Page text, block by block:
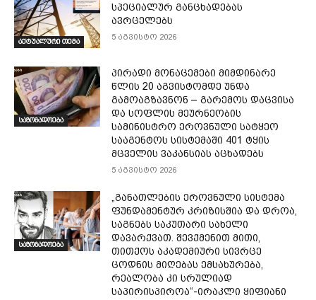
აქტუალური თემა
სპეციალურ განცხადებას
ავრცელებს
5 აგვისტო 2026
საზოგადოება
პირადი მონაცემები მიმდინარე
წლის 20 აგვისტომდე უნდა
გამოაგზავნონ – გარემოს დაცვისა
და სოფლის მეურნეობის
სამინისტრო ეროვნული სატყეო
სააგენტოს სისტემაში 401 ტყის
მცველის ვაკანსიას აცხადებს
5 აგვისტო 2026
საზოგადოება
„განათლების ეროვნული სისტემა
ფუნდამენტურ კრიზისშია და დროა,
საგნებს საკუთარი სახელი
დავარქვათ. შევქმენით მითი,
თითქოს აკადემიური სივრცე
ცოდნის მიღებას ემსახურება,
რეალობა კი სრულიად
საპირისპიროა“-ირაკლი ყიფიანი